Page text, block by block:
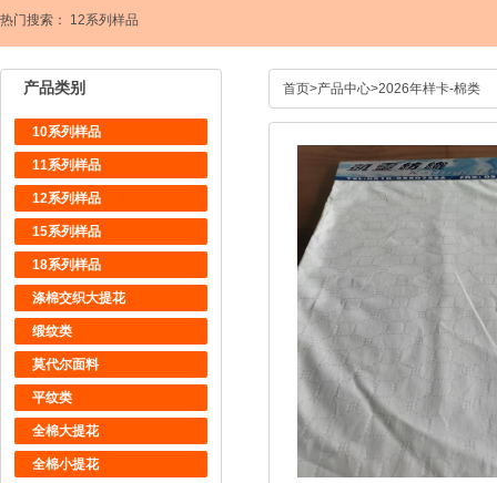
热门搜索： 12系列样品
产品类别
10系列样品
11系列样品
12系列样品
15系列样品
18系列样品
涤棉交织大提花
缎纹类
莫代尔面料
平纹类
全棉大提花
全棉小提花
首页>产品中心>2026年样卡-棉类